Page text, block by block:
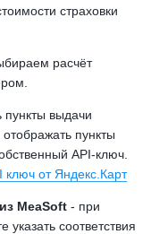
страховки
расчёт
выдачи
пункты
API-ключ.
ключ от Яндекс.Карт
MeaSoft - при
соответствия